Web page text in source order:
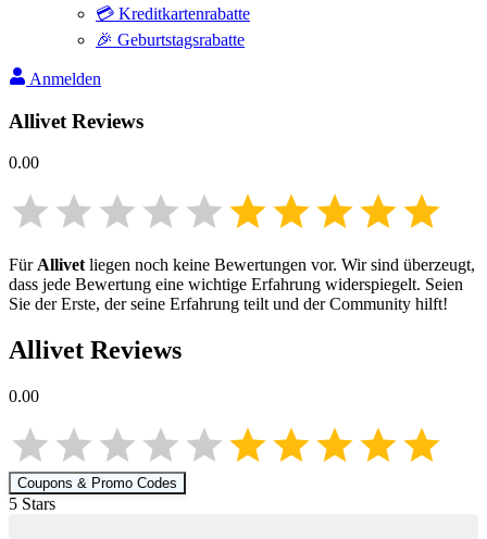
💳 Kreditkartenrabatte
🎉 Geburtstagsrabatte
Anmelden
Allivet Reviews
0.00
FürAllivetliegen noch keine Bewertungen vor. Wir sind überzeugt,
dass jede Bewertung eine wichtige Erfahrung widerspiegelt. Seien
Sie der Erste, der seine Erfahrung teilt und der Community hilft!
Allivet Reviews
0.00
Coupons & Promo Codes
5 Stars